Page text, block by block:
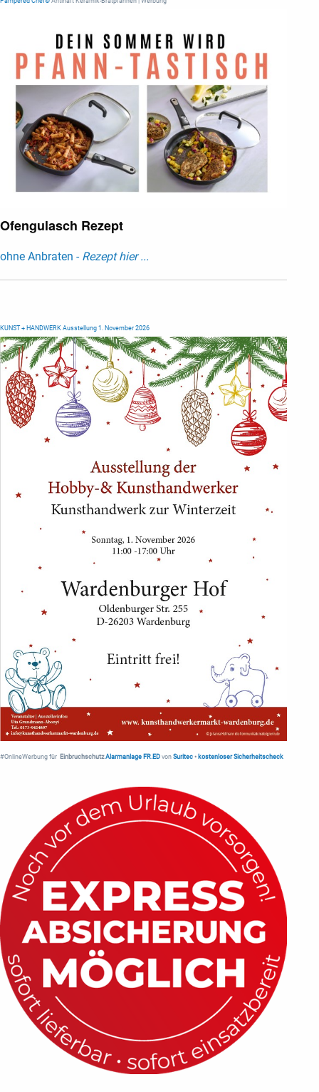
Ofengulasch Rezept
ohne Anbraten - Rezept hier ...
KUNST + HANDWERK Ausstellung 1. November 2026
#OnlineWerbung für Einbruchschutz Alarmanlage FR.ED von Suritec • kostenloser Sicherheitscheck